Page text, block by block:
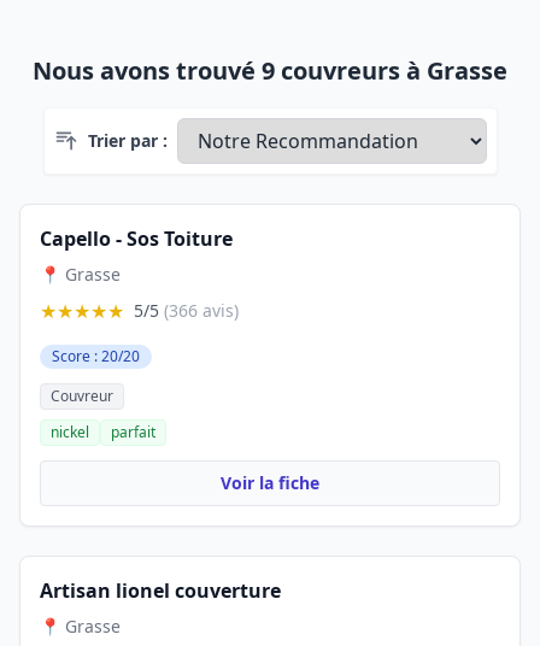
Nous avons trouvé 9 couvreurs à Grasse
Trier par :
Capello - Sos Toiture
📍 Grasse
★★★★★ 5/5 (366 avis)
Score : 20/20
Couvreur
nickel
parfait
Voir la fiche
Artisan lionel couverture
📍 Grasse